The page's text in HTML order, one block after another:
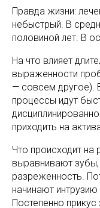
Правда жизни:
небыстрый. В
половиной лет. В
На что влияет
выраженности
— совсем другое).
процессы идут
приходить на
Что происходит на
выравнивают зубы,
разреженность.
начинают
Постепенно